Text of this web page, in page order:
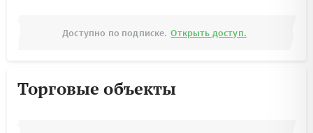
Доступно по подписке. Открыть доступ.
Торговые объекты